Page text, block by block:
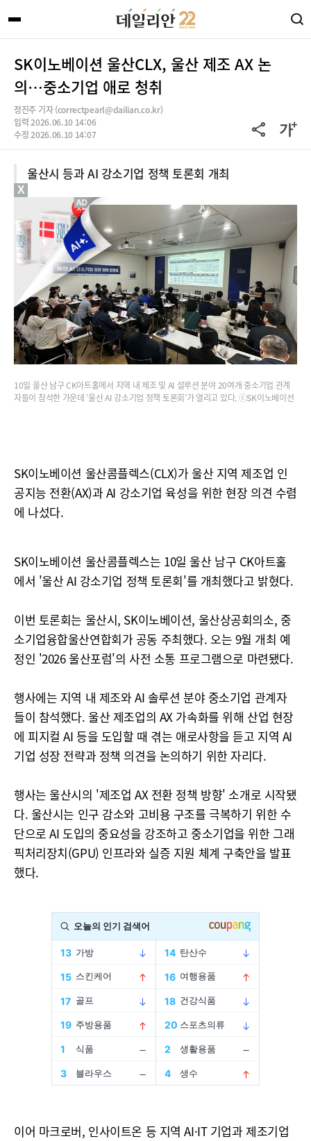
SK이노베이션 울산CLX, 울산 제조 AX 논
의…중소기업 애로 청취
정진주 기자 (correctpearl@dailian.co.kr)
입력 2026.06.10 14:06
수정 2026.06.10 14:07
울산시 등과 AI 강소기업 정책 토론회 개최
10일 울산 남구 CK아트홀에서 지역 내 제조 및 AI 설루션 분야 20여개 중소기업 관계
자들이 참석한 가운데 ‘울산 AI 강소기업 정책 토론회’가 열리고 있다. ⓒSK이노베이선
SK이노베이션 울산콤플렉스(CLX)가 울산 지역 제조업 인
공지능 전환(AX)과 AI 강소기업 육성을 위한 현장 의견 수렴
에 나섰다.
SK이노베이션 울산콤플렉스는 10일 울산 남구 CK아트홀
에서 '울산 AI 강소기업 정책 토론회'를 개최했다고 밝혔다.
이번 토론회는 울산시, SK이노베이션, 울산상공회의소, 중
소기업융합울산연합회가 공동 주최했다. 오는 9월 개최 예
정인 '2026 울산포럼'의 사전 소통 프로그램으로 마련됐다.
행사에는 지역 내 제조와 AI 솔루션 분야 중소기업 관계자
들이 참석했다. 울산 제조업의 AX 가속화를 위해 산업 현장
에 피지컬 AI 등을 도입할 때 겪는 애로사항을 듣고 지역 AI
기업 성장 전략과 정책 의견을 논의하기 위한 자리다.
행사는 울산시의 '제조업 AX 전환 정책 방향' 소개로 시작됐
다. 울산시는 인구 감소와 고비용 구조를 극복하기 위한 수
단으로 AI 도입의 중요성을 강조하고 중소기업을 위한 그래
픽처리장치(GPU) 인프라와 실증 지원 체계 구축안을 발표
했다.
이어 마크로버, 인사이트온 등 지역 AI·IT 기업과 제조기업
X